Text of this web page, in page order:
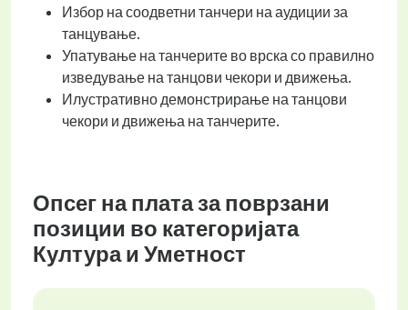
Избор на соодветни танчери на аудиции за
танцување.
Упатување на танчерите во врска со правилно
изведување на танцови чекори и движења.
Илустративно демонстрирање на танцови
чекори и движења на танчерите.
Опсег на плата за поврзани
позиции во категоријата
Култура и Уметност